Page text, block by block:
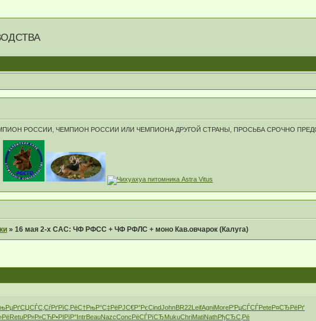
РОССИИ, ЧЕМПИОН РОССИИ ИЛИ ЧЕМПИОНА ДРУГОЙ СТРАНЫ, ПРОСЬБА СРОЧНО
»16 мая 2-х САС: ЧФ РФСС + ЧФ РФЛС + моно Кав.овчарок (Калуга)
СЃС‚СѓРґРїС‚РёС†РњР°С‡РёРЈС€Р°РєCindJohnBR22LeifAgniMoreР‘РµСЃСЃPeteР¤СЂРёРґ
RetuРР»Р»СЋР•РІРїР°IntrBeauNazcConcРёСЃРїСЂMukuChriMatiNathРђСЂС‚Рё